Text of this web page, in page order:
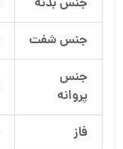
جنس شفت
جنس
پروانه
فاز